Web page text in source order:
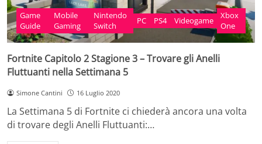
Game
Guide
Mobile
Gaming
Nintendo
Switch
PC PS4 Videogame
Xbox
One
Fortnite Capitolo 2 Stagione 3 – Trovare gli Anelli
Fluttuanti nella Settimana 5
Simone Cantini 16 Luglio 2020
La Settimana 5 di Fortnite ci chiederà ancora una volta
di trovare degli Anelli Fluttuanti:…